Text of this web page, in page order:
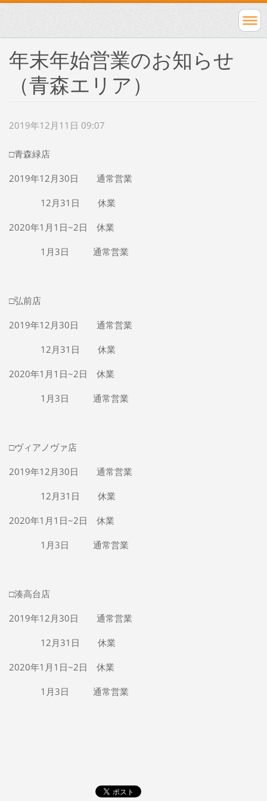
年末年始営業のお知らせ
（青森エリア）
2019年12月11日 09:07
□青森緑店
2019年12月30日 通常営業
12月31日 休業
2020年1月1日~2日 休業
1月3日 通常営業
□弘前店
2019年12月30日 通常営業
12月31日 休業
2020年1月1日~2日 休業
1月3日 通常営業
□ヴィアノヴァ店
2019年12月30日 通常営業
12月31日 休業
2020年1月1日~2日 休業
1月3日 通常営業
□湊高台店
2019年12月30日 通常営業
12月31日 休業
2020年1月1日~2日 休業
1月3日 通常営業